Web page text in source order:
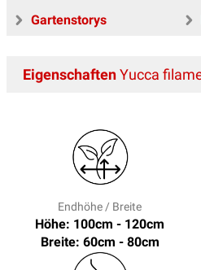
Gartenstorys
EigenschaftenYucca
Endhöhe / Breite
Höhe: 100cm - 120cm
Breite: 60cm - 80cm